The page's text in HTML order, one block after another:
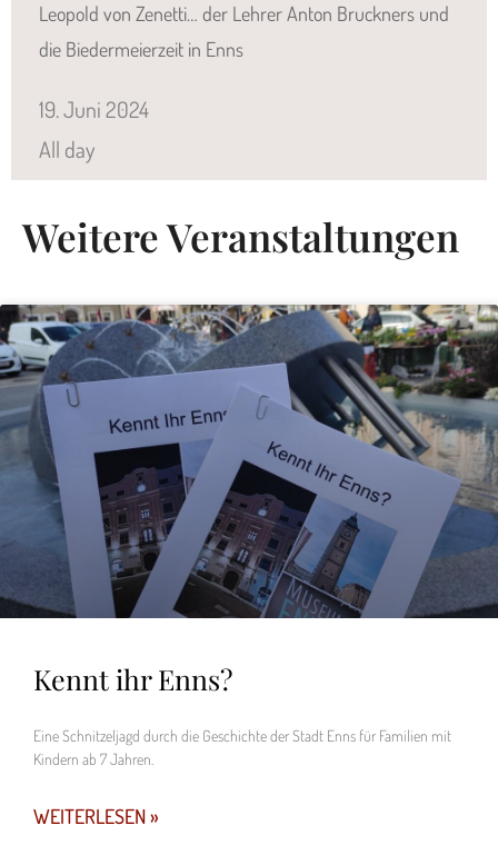
Leopold von Zenetti… der Lehrer Anton Bruckners und
die Biedermeierzeit in Enns
19.Juni2024
All day
Weitere Veranstaltungen
Kennt ihr Enns?
Eine Schnitzeljagd durch die Geschichte der Stadt Enns für Familien mit
Kindern ab 7 Jahren.
WEITERLESEN »